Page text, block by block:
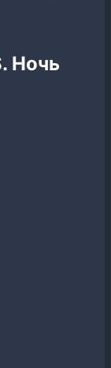
Ночь